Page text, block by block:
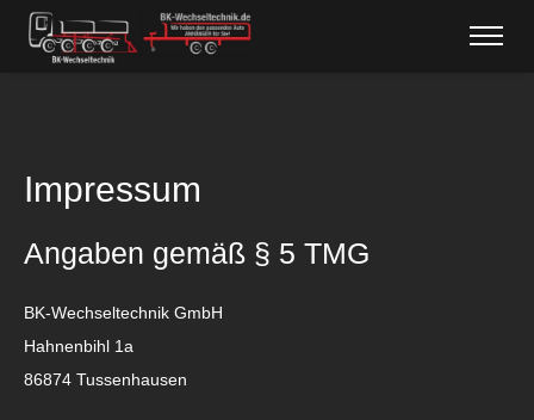
Impressum
Angaben gemäß § 5 TMG
BK-Wechseltechnik GmbH
Hahnenbihl 1a
86874 Tussenhausen